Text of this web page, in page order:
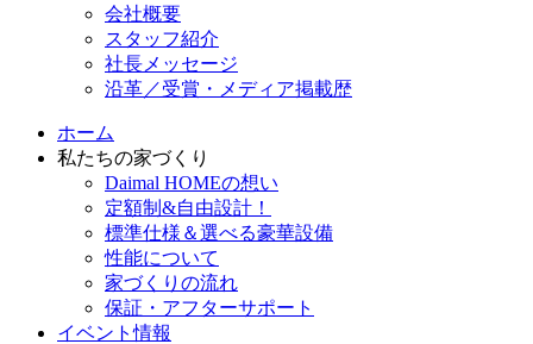
会社概要
スタッフ紹介
社長メッセージ
沿革／受賞・メディア掲載歴
ホーム
私たちの家づくり
Daimal HOMEの想い
定額制&自由設計！
標準仕様＆選べる豪華設備
性能について
家づくりの流れ
保証・アフターサポート
イベント情報